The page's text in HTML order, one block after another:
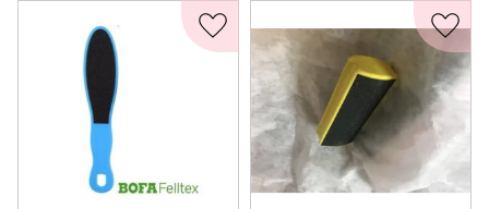
Lägg till i favoriter